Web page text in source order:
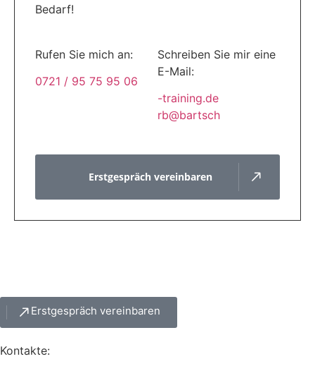
Bedarf!
Rufen Sie mich an:
0721 / 95 75 95 06
Schreiben Sie mir eine
E-Mail:
ed.gn
iniar
t-
hcs
trab@
br
Erstgespräch vereinbaren
Erstgespräch vereinbaren
Kontakte: